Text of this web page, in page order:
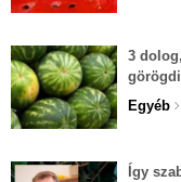
3
Egyéb
Így